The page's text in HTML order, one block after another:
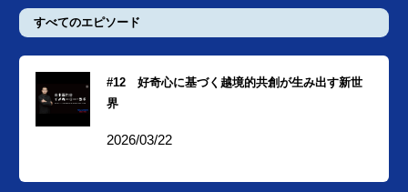
すべてのエピソード
#12 好奇心に基づく越境的共創が生み出す新世
界
2026/03/22